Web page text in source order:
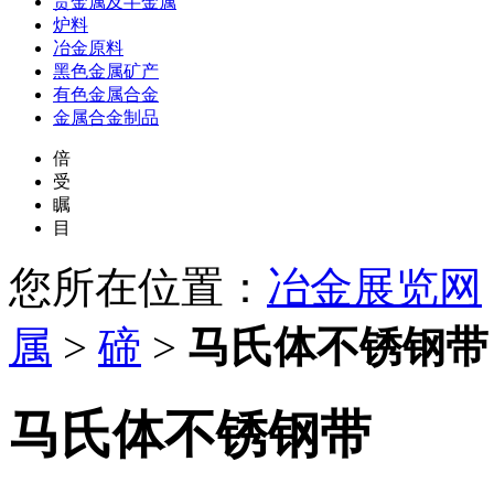
炉料
冶金原料
黑色金属矿产
有色金属合金
金属合金制品
倍
受
瞩
目
您所在位置： 冶金展览网
属 > 碲 > 马氏体不锈钢带
马氏体不锈钢带